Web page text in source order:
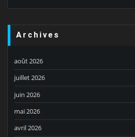
Archives
août 2026
juillet 2026
juin 2026
mai 2026
avril 2026